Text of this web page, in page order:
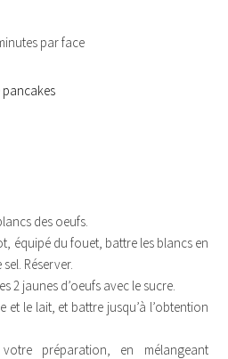
par face
pancakes
des oeufs.
équipé du fouet, battre les blancs en
Réserver.
2 jaunes d’oeufs avec le sucre.
et le lait, et battre jusqu’à l’obtention
préparation, en mélangeant